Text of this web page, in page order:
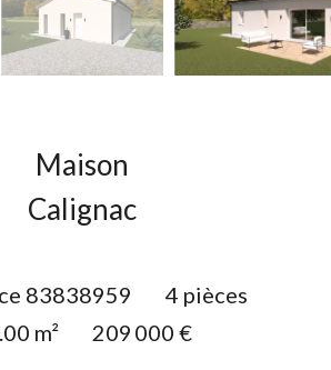
Maison
Calignac
83838959
4 pièces
m² 209 000 €